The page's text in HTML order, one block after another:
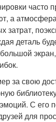
часто
а
затрат,
деталь
за свою
С его
для